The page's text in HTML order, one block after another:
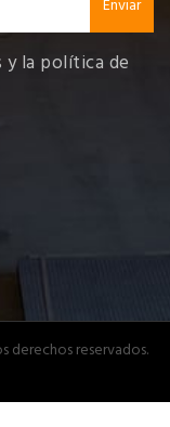
Enviar
y la política de
derechos reservados.